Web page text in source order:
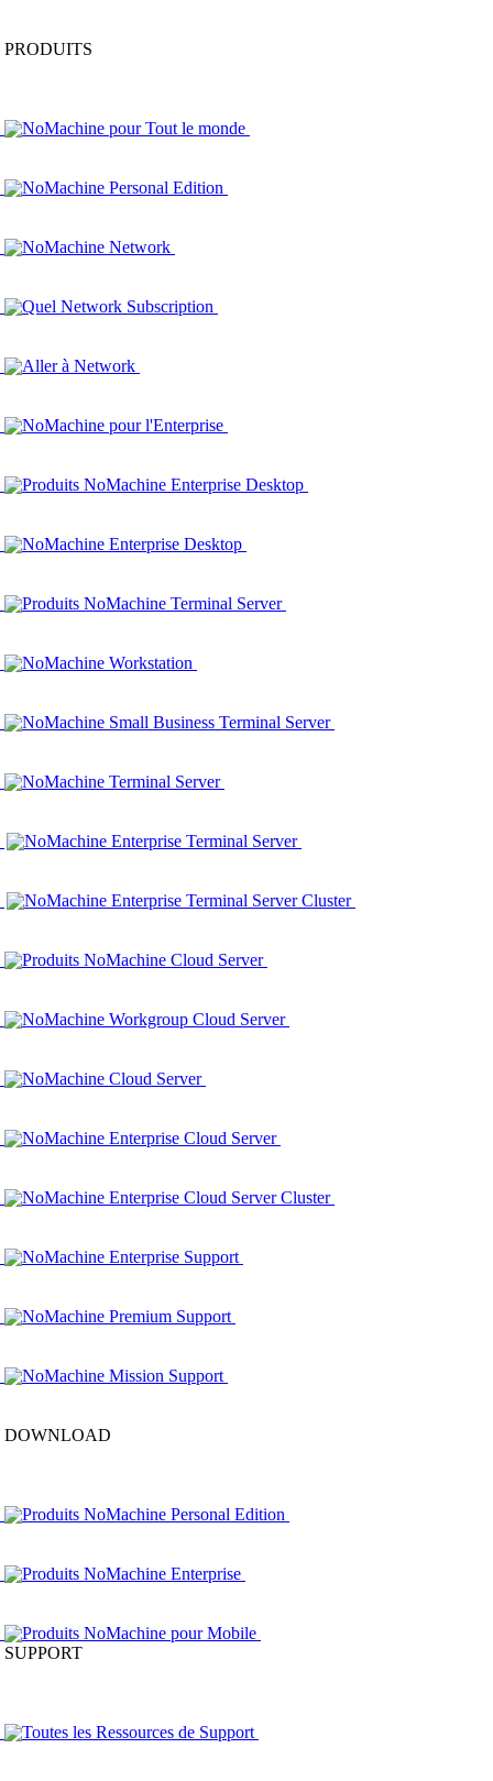
PRODUITS
NoMachine pour Tout le monde
NoMachine Personal Edition
NoMachine Network
Quel Network Subscription
Aller à Network
NoMachine pour l'Enterprise
Produits NoMachine Enterprise Desktop
NoMachine Enterprise Desktop
Produits NoMachine Terminal Server
NoMachine Workstation
NoMachine Small Business Terminal Server
NoMachine Terminal Server
NoMachine Enterprise Terminal Server
NoMachine Enterprise Terminal Server Cluster
Produits NoMachine Cloud Server
NoMachine Workgroup Cloud Server
NoMachine Cloud Server
NoMachine Enterprise Cloud Server
NoMachine Enterprise Cloud Server Cluster
NoMachine Enterprise Support
NoMachine Premium Support
NoMachine Mission Support
DOWNLOAD
Produits NoMachine Personal Edition
Produits NoMachine Enterprise
Produits NoMachine pour Mobile
SUPPORT
Toutes les Ressources de Support